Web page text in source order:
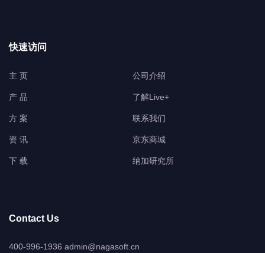
快速访问
主 页
产品
方案
资讯
下 载
公司介绍
了解Live+
联系我们
京东商城
纳加研究所
Contact Us
400-996-1936 admin@nagasoft.cn